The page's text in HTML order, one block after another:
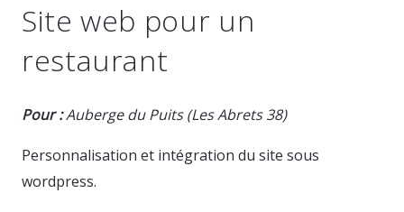
Site web pour un
restaurant
Pour :Auberge du Puits (Les Abrets 38)
Personnalisation et intégration du site sous
wordpress.